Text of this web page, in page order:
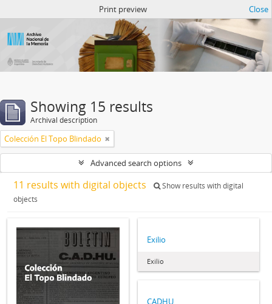
Print preview Close
Showing 15 results
Archival description
Colección El Topo Blindado
Advanced search options
11 results with digital objects
Show results with digital
objects
Exilio
Exilio
CADHU